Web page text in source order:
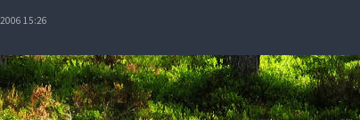
15:26